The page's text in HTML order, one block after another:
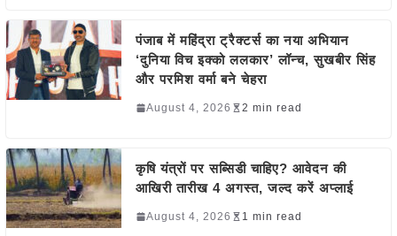
पंजाब में महिंद्रा ट्रैक्टर्स का नया अभियान
‘दुनिया विच इक्को ललकार’ लॉन्च, सुखबीर सिंह
और परमिश वर्मा बने चेहरा
August 4, 2026 2 min read
कृषि यंत्रों पर सब्सिडी चाहिए? आवेदन की
आखिरी तारीख 4 अगस्त, जल्द करें अप्लाई
August 4, 2026 1 min read